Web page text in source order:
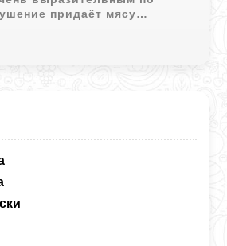
придаёт мясу
добавляют блюду
аромат.